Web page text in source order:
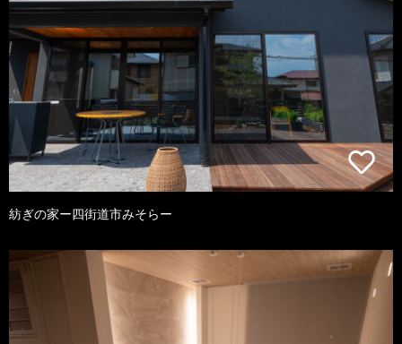
紡ぎの家ー四街道市みそらー